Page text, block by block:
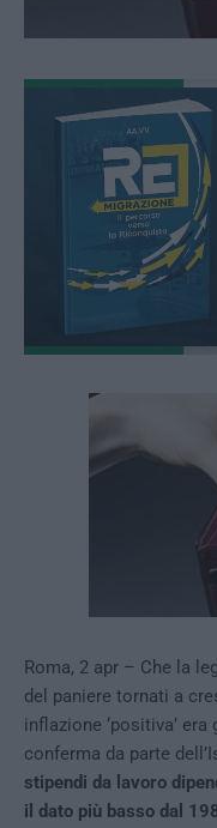
Roma, 2 apr – Che la
del paniere tornati a
inflazione ‘positiva’
conferma da parte
stipendi da lavoro
il dato più basso dal